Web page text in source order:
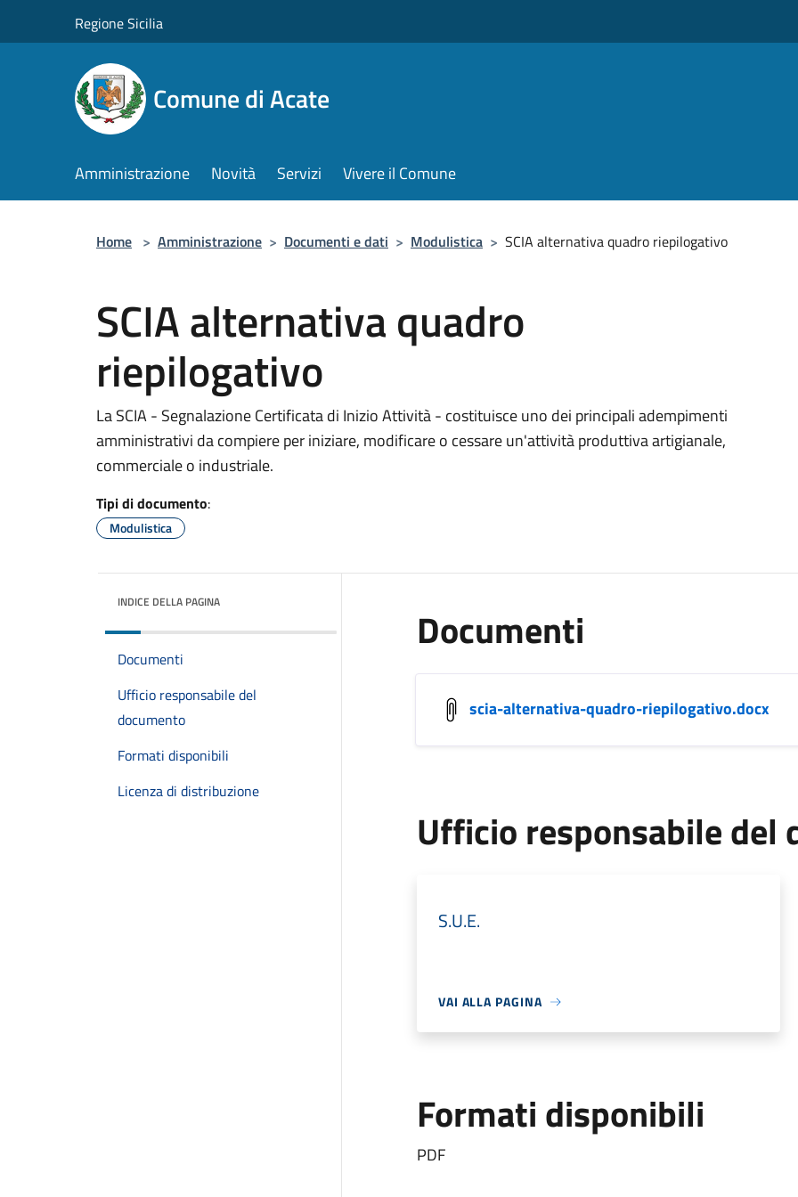
Regione Sicilia
Comune di Acate
Amministrazione Novità Servizi Vivere il Comune
Home > Amministrazione > Documenti e dati > Modulistica > SCIA alternativa quadro riepilogativo
SCIA alternativa quadro
riepilogativo
La SCIA - Segnalazione Certificata di Inizio Attività - costituisce uno dei principali adempimenti
amministrativi da compiere per iniziare, modificare o cessare un'attività produttiva artigianale,
commerciale o industriale.
Tipi di documento:
Modulistica
INDICE DELLA PAGINA
Documenti
Ufficio responsabile del
documento
Formati disponibili
Licenza di distribuzione
Documenti
scia-alternativa-quadro-riepilogativo.docx
Ufficio responsabile del
S.U.E.
VAI ALLA PAGINA
Formati disponibili
PDF